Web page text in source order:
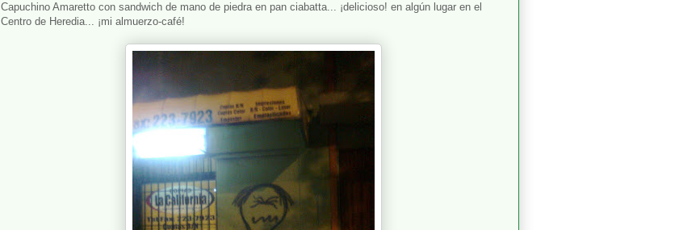
Capuchino Amaretto con sandwich de mano de piedra en pan ciabatta... ¡delicioso! en algún lugar en el
Centro de Heredia... ¡mi almuerzo-café!